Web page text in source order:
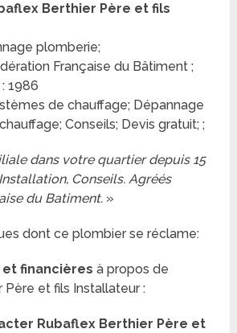
Berthier Père et fils
plomberie;
Française du Bâtiment ;
1986
de chauffage; Dépannage
Conseils; Devis gratuit; ;
dans votre quartier depuis 15
Conseils. Agréés
du Batiment. »
dont ce plombier se réclame:
et financières à propos de
Père et fils Installateur :
Rubaflex Berthier Père et